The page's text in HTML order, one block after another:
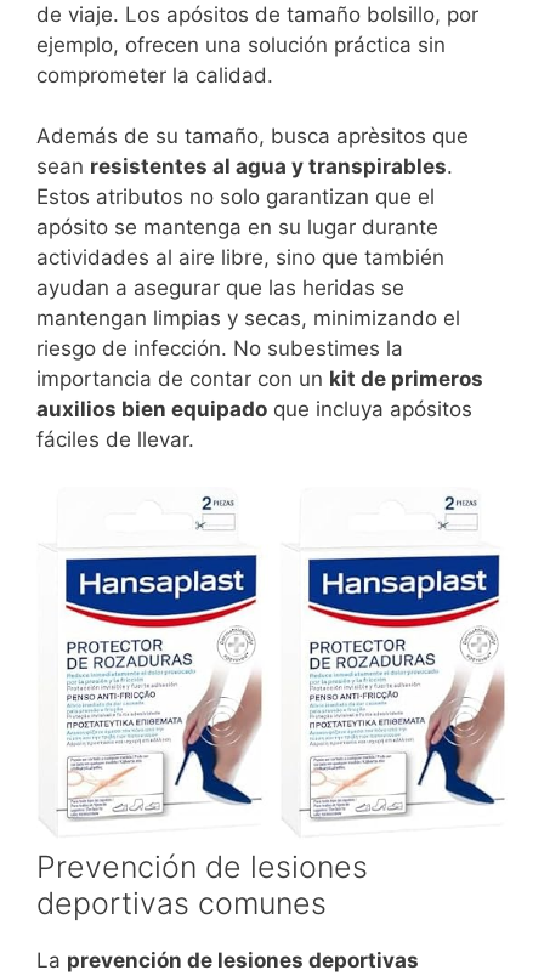
de viaje. Los apósitos de tamaño bolsillo, por
ejemplo, ofrecen una solución práctica sin
comprometer la calidad.
Además de su tamaño, busca aprèsitos que
sean resistentes al agua y transpirables.
Estos atributos no solo garantizan que el
apósito se mantenga en su lugar durante
actividades al aire libre, sino que también
ayudan a asegurar que las heridas se
mantengan limpias y secas, minimizando el
riesgo de infección. No subestimes la
importancia de contar con un kit de primeros
auxilios bien equipado que incluya apósitos
fáciles de llevar.
Prevención de lesiones
deportivas comunes
La prevención de lesiones deportivas